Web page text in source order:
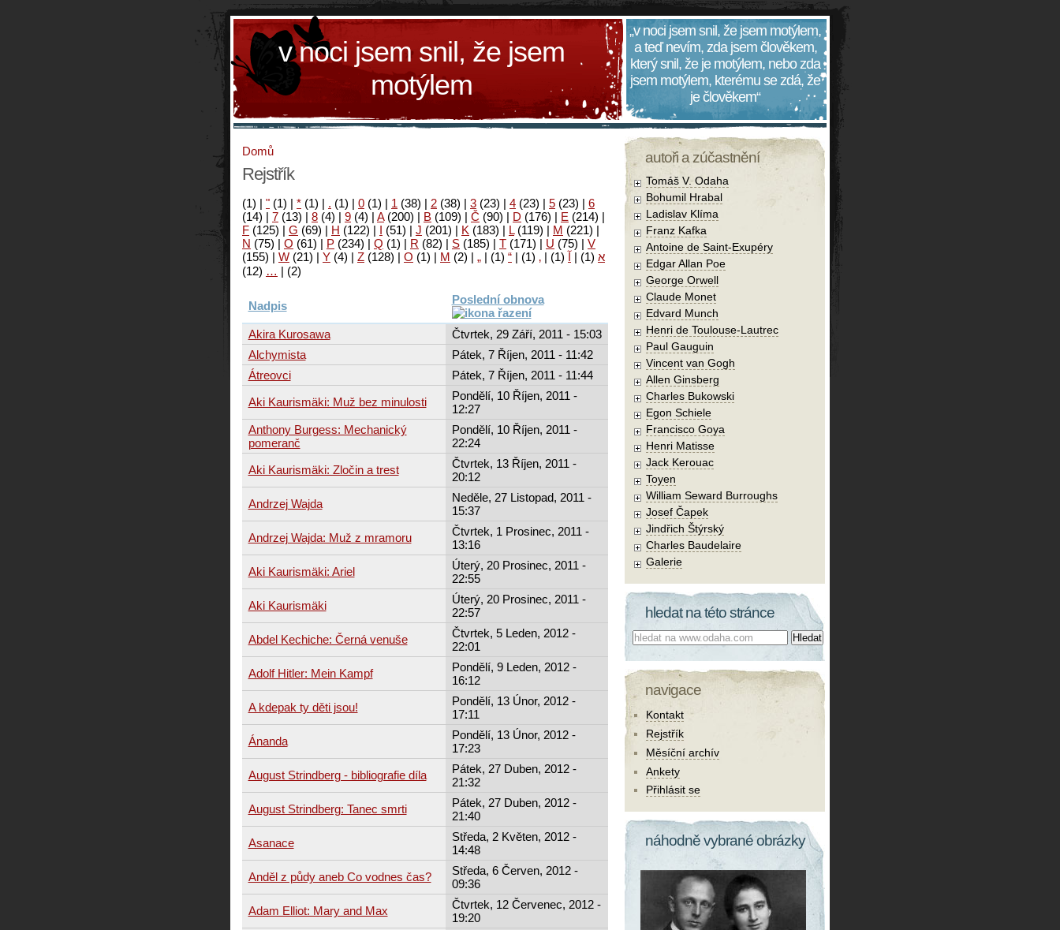
v noci jsem snil, že jsem
motýlem
„v noci jsem snil, že jsem motýlem,
a teď nevím, zda jsem člověkem,
který snil, že je motýlem, nebo zda
jsem motýlem, kterému se zdá, že
je člověkem“
Domů
Rejstřík
(1) | " (1) | * (1) | . (1) | 0 (1) | 1 (38) | 2 (38) | 3 (23) | 4 (23) | 5 (23) | 6
(14) | 7 (13) | 8 (4) | 9 (4) | A(200) | B (109) | Č (90) | D (176) | E (214) |
F (125) | G (69) | H (122) | I (51) | J (201) | K (183) | L(119) | M (221) |
N (75) | O (61) | P (234) | Q (1) | R (82) | S (185) | T (171) | U (75) | V
(155) | W (21) | Y (4) | Z (128) | Ο (1) | М (2) | א (1)
| آ (1)
|
‚
(1)
|
“
(1)
|
„
(2)
|
…
(12)
Nadpis Poslední obnova
Akira Kurosawa
Čtvrtek, 29 Září, 2011 - 15:03
Alchymista
Pátek, 7 Říjen, 2011 - 11:42
Átreovci
Pátek, 7 Říjen, 2011 - 11:44
Aki Kaurismäki: Muž bez minulosti
Pondělí, 10 Říjen, 2011 -
12:27
Anthony Burgess: Mechanický
pomeranč
Pondělí, 10 Říjen, 2011 -
22:24
Aki Kaurismäki: Zločin a trest
Čtvrtek, 13 Říjen, 2011 -
20:12
Andrzej Wajda
Neděle, 27 Listopad, 2011 -
15:37
Andrzej Wajda: Muž z mramoru
Čtvrtek, 1 Prosinec, 2011 -
13:16
Aki Kaurismäki: Ariel
Úterý, 20 Prosinec, 2011 -
22:55
Aki Kaurismäki
Úterý, 20 Prosinec, 2011 -
22:57
Abdel Kechiche: Černá venuše
Čtvrtek, 5 Leden, 2012 -
22:01
Adolf Hitler: Mein Kampf
Pondělí, 9 Leden, 2012 -
16:12
A kdepak ty děti jsou!
Pondělí, 13 Únor, 2012 -
17:11
Ánanda
Pondělí, 13 Únor, 2012 -
17:23
August Strindberg - bibliografie díla
Pátek, 27 Duben, 2012 -
21:32
August Strindberg: Tanec smrti
Pátek, 27 Duben, 2012 -
21:40
Asanace
Středa, 2 Květen, 2012 -
14:48
Anděl z půdy aneb Co vodnes čas?
Středa, 6 Červen, 2012 -
09:36
Adam Elliot: Mary and Max
Čtvrtek, 12 Červenec, 2012 -
19:20
autoři a zúčastnění
Tomáš V. Odaha
Bohumil Hrabal
Ladislav Klíma
Franz Kafka
Antoine de Saint-Exupéry
Edgar Allan Poe
George Orwell
Claude Monet
Edvard Munch
Henri de Toulouse-Lautrec
Paul Gauguin
Vincent van Gogh
Allen Ginsberg
Charles Bukowski
Egon Schiele
Francisco Goya
Henri Matisse
Jack Kerouac
Toyen
William Seward Burroughs
Josef Čapek
Jindřich Štýrský
Charles Baudelaire
Galerie
hledat na této stránce
Co hledat:
navigace
Kontakt
Rejstřík
Měsíční archív
Ankety
Přihlásit se
náhodně vybrané obrázky